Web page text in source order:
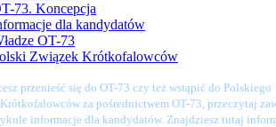
73. Koncepcja
dla kandydatów
OT-73
Związek Krótkofalowców
przenieść się do OT-73 czy też wstąpić do Polskiego
za pośrednictwem OT-73, przeczytaj
informacje dla kandydatów. Znajdziesz tutaj